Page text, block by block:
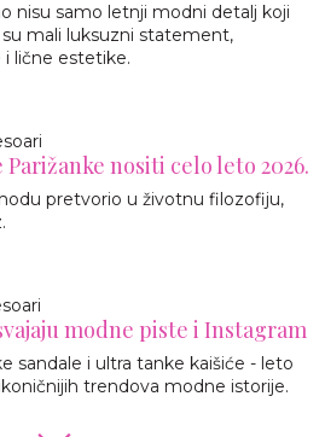
nisu samo letnji modni detalj koji
mali luksuzni statement,
i lične estetike.
Parižanke nositi celo leto 2026.
pretvorio u životnu filozofiju,
modne piste i Instagram
sandale i ultra tanke kaišiće - leto
trendova modne istorije.